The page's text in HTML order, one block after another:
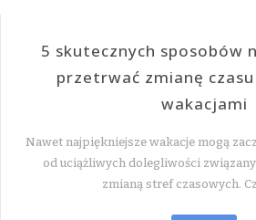
5 skutecznych sposobów
przetrwać zmianę czasu
wakacjami
Nawet najpiękniejsze wakacje mogą
od uciążliwych dolegliwości
zmianą stref czasowych.